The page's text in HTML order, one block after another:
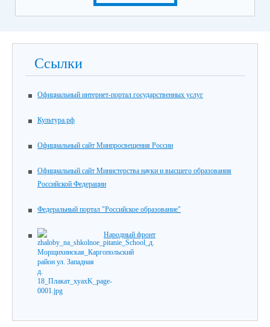
Ссылки
Официальный интернет-портал государственных услуг
Культура.рф
Официальный сайт Минпросвещения России
Официальный сайт Министерства науки и высшего образования
Российской Федерации
Федеральный портал "Российское образование"
Народный фронт